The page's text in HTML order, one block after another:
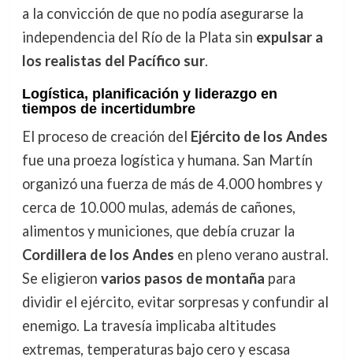
a la convicción de que no podía asegurarse la
independencia del Río de la Plata sin expulsar a
los realistas del Pacífico sur.
Logística, planificación y liderazgo en
tiempos de incertidumbre
El proceso de creación del Ejército de los Andes
fue una proeza logística y humana. San Martín
organizó una fuerza de más de 4.000 hombres y
cerca de 10.000 mulas, además de cañones,
alimentos y municiones, que debía cruzar la
Cordillera de los Andes en pleno verano austral.
Se eligieron varios pasos de montaña para
dividir el ejército, evitar sorpresas y confundir al
enemigo. La travesía implicaba altitudes
extremas, temperaturas bajo cero y escasa